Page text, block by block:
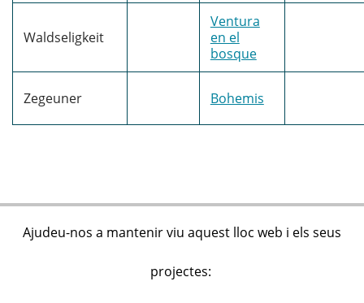
Waldseligkeit
Ventura
en el
bosque
Zegeuner Bohemis
Ajudeu-nos a mantenir viu aquest lloc web i els seus
projectes: